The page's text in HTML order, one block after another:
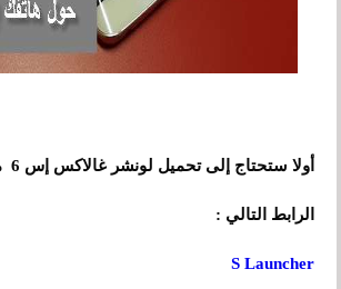
الرابط التالي :
S Launcher